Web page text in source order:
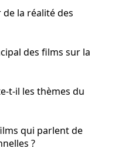
la réalité des
des films sur la
t-il les thèmes du
qui parlent de
?